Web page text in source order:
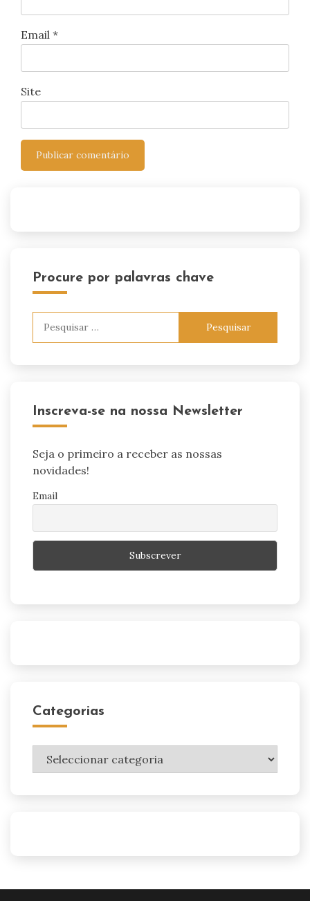
Email *
Site
Procure por palavras chave
Inscreva-se na nossa Newsletter
Seja o primeiro a receber as nossas
novidades!
Email
Categorias
Categorias